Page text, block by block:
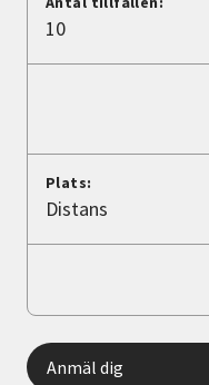
10
Plats:
Distans
Anmäl dig